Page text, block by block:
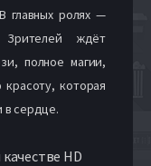
главных ролях —
ждёт
полное магии,
которая
в сердце.
HD